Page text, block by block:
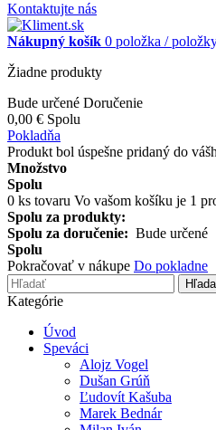
Kontaktujte nás
Nákupný košík 0 položka /
Žiadne produkty
Bude určené Doručenie
0,00 € Spolu
Pokladňa
Produkt bol úspešne pridaný do
Množstvo
Spolu
0 ks tovaru Vo vašom košíku je 1
Spolu za produkty:
Spolu za doručenie: Bude určené
Spolu
Pokračovať v nákupe Do pokladne
Kategórie
Úvod
Speváci
Alojz Vogel
Dušan Grúň
Ľudovít Kašuba
Marek Bednár